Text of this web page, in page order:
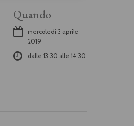
Quando
mercoledì 3 aprile
2019
dalle 13.30 alle 14.30